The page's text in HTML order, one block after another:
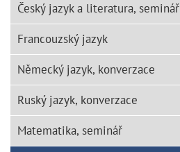
Český jazyk a literatura, seminář
Francouzský jazyk
Německý jazyk, konverzace
Ruský jazyk, konverzace
Matematika, seminář